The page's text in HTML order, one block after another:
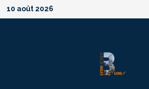
Passer
au
10 août 2026